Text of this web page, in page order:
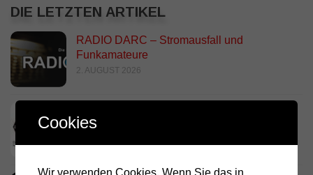
DIE LETZTEN ARTIKEL
RADIO DARC – Stromausfall und
Funkamateure
2. AUGUST 2026
2. AUGUST 2026
Cookies
Wir verwenden Cookies. Wenn Sie das in